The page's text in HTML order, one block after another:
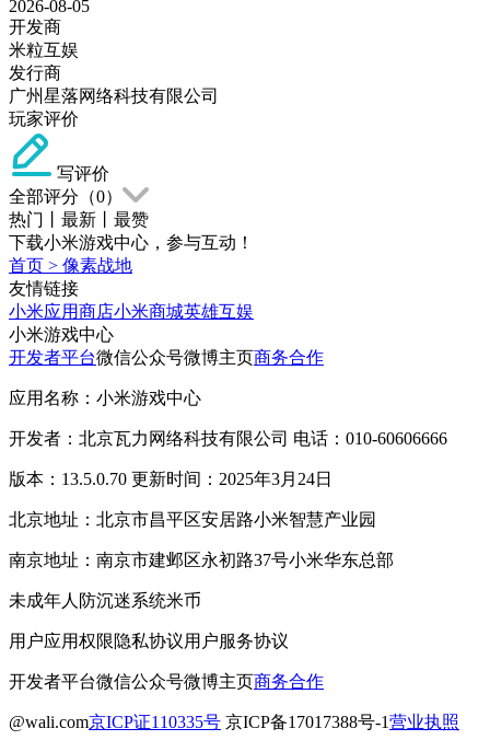
2026-08-05
开发商
米粒互娱
发行商
广州星落网络科技有限公司
玩家评价
写评价
全部评分（0）
热门
最新
最赞
下载小米游戏中心，参与互动！
首页 > 像素战地
友情链接
小米应用商店小米商城英雄互娱
小米游戏中心
开发者平台微信公众号微博主页商务合作
应用名称：小米游戏中心
开发者：北京瓦力网络科技有限公司 电话：010-60606666
版本：13.5.0.70 更新时间：2025年3月24日
北京地址：北京市昌平区安居路小米智慧产业园
南京地址：南京市建邺区永初路37号小米华东总部
未成年人防沉迷系统米币
用户应用权限隐私协议用户服务协议
开发者平台微信公众号微博主页商务合作
@wali.com京ICP证110335号 京ICP备17017388号-1营业执照